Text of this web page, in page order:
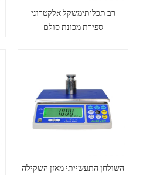
רב תכליתימשקל אלקטרוני
ספירת מכונת סולם
השולחן התעשייתי מאזן השקילה